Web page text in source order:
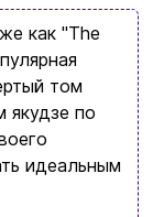
как "The
том
якудзе по
идеальным